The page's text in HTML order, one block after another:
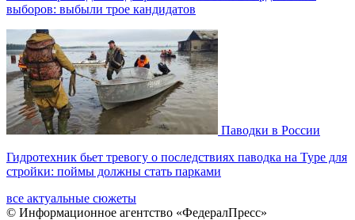
выборов: выбыли трое кандидатов
Паводки в России
Гидротехник бьет тревогу о последствиях паводка на Туре для
стройки: поймы должны стать парками
все актуальные сюжеты
© Информационное агентство «ФедералПресс»